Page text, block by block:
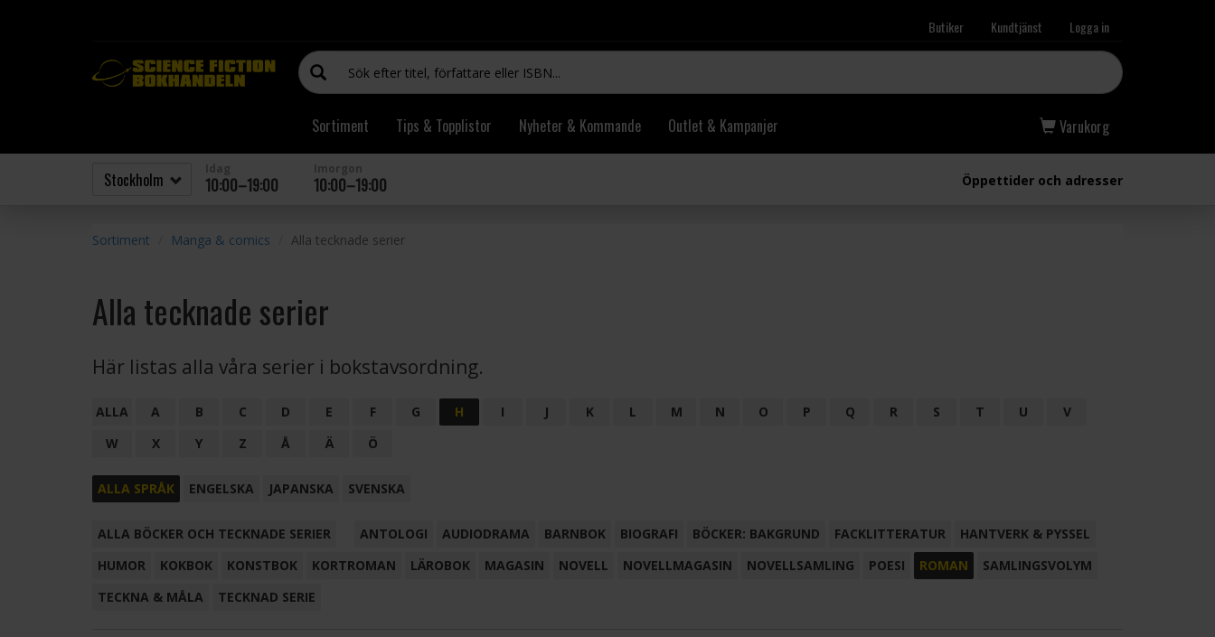
Butiker Kundtjänst Logga in
Sortiment Tips & Topplistor Nyheter & Kommande Outlet & Kampanjer Varukorg
10:00–19:00 10:00–19:00 Öppettider och adresser
Sortiment Manga & comics Alla tecknade serier
Alla tecknade serier
Här listas alla våra serier i bokstavsordning.
ALLA A B C D E F G H I J K L M N O P Q R S T U
V
W
X Y Z Å Ä Ö
ALLA SPRÅK ENGELSKA JAPANSKA SVENSKA
ALLA BÖCKER OCH TECKNADE SERIER ANTOLOGI AUDIODRAMA BARNBOK BIOGRAFI BÖCKER: BAKGRUND FACKLITTERATUR
HANTVERK & PYSSEL
HUMOR
KOKBOK KONSTBOK KORTROMAN LÄROBOK MAGASIN NOVELL NOVELLMAGASIN NOVELLSAMLING POESI ROMAN
SAMLINGSVOLYM
TECKNA & MÅLA
TECKNAD SERIE